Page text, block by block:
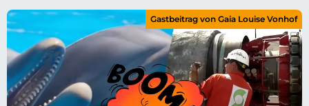
Gastbeitrag von Gaia Louise Vonhof